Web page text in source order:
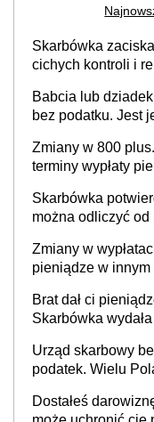
Skarbówka
cichych kontroli i
Babcia lub
bez podatku. Jest
Zmiany w 800
terminy wypłaty
Skarbówka
można odliczyć od
Zmiany w
pieniądze w innym
Brat dał ci
Skarbówka
Urząd skarbowy
podatek. Wielu
Dostałeś